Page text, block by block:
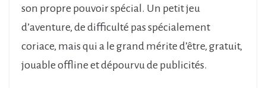
son propre pouvoir spécial. Un petit jeu
d’aventure, de difficulté pas spécialement
coriace, mais qui a le grand mérite d’être, gratuit,
jouable offline et dépourvu de publicités.